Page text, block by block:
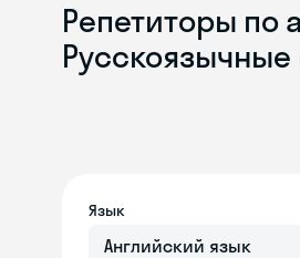
Репетиторы по
Язык
Английский язык